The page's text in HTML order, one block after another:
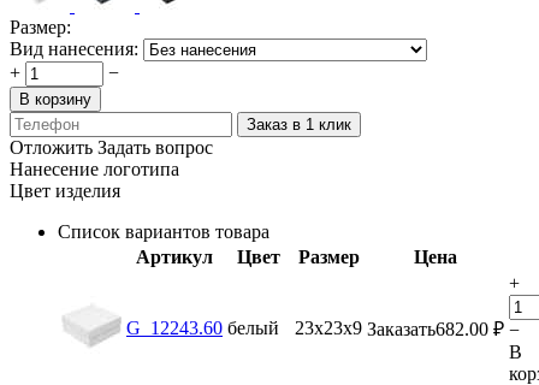
Размер:
Вид нанесения:
+
−
В корзину
Заказ в 1 клик
Отложить Задать вопрос
Нанесение логотипа
Цвет изделия
Список вариантов товара
Артикул
Цвет Размер Цена
G_12243.60 белый 23х23х9 Заказать682.00 ₽
+
−
В